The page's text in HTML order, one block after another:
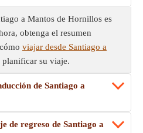
a Mantos de Hornillos es
obtenga el resumen
viajar desde Santiago a
planificar su viaje.
de Santiago a
de regreso de Santiago a